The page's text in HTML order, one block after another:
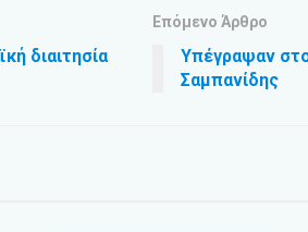
διαιτησία
Επόμενο Άρθρο
Υπέγραψαν
Σαμπανίδης